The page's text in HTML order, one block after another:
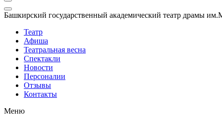
Башкирский государственный академический театр драмы
Театр
Афиша
Театральная весна
Спектакли
Новости
Персоналии
Отзывы
Контакты
Меню